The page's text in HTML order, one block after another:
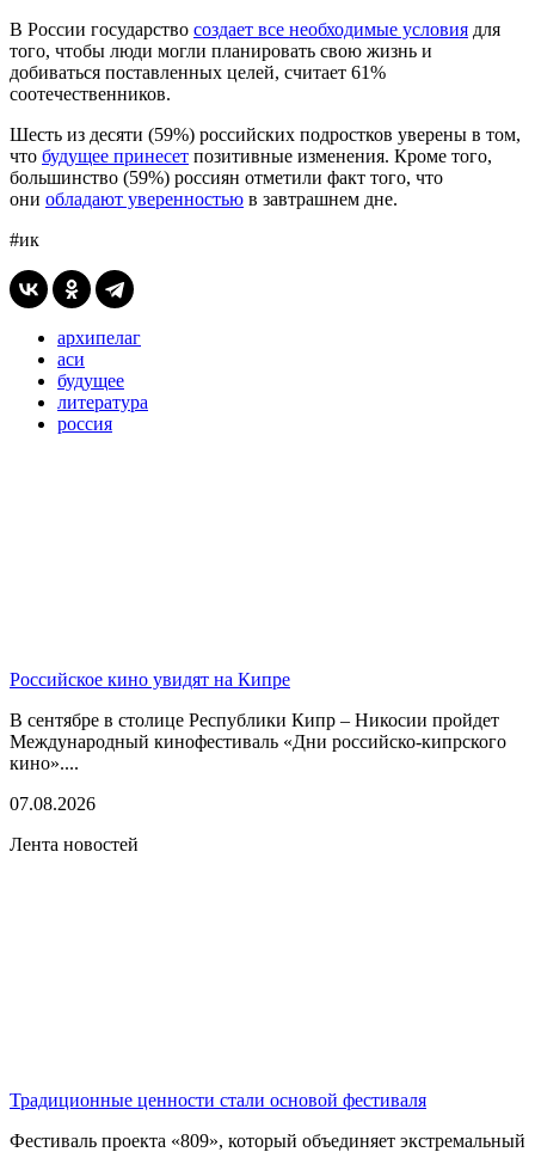
В России государство создает все необходимые условия для
того, чтобы люди могли планировать свою жизнь и
добиваться поставленных целей, считает 61%
соотечественников.
Шесть из десяти (59%) российских подростков уверены в том,
что будущее принесет позитивные изменения. Кроме того,
большинство (59%) россиян отметили факт того, что
они обладают уверенностью в завтрашнем дне.
#ик
архипелаг
аси
будущее
литература
россия
Российское кино увидят на Кипре
В сентябре в столице Республики Кипр – Никосии пройдет
Международный кинофестиваль «Дни российско-кипрского
кино»....
07.08.2026
Лента новостей
Традиционные ценности стали основой фестиваля
Фестиваль проекта «809», который объединяет экстремальный